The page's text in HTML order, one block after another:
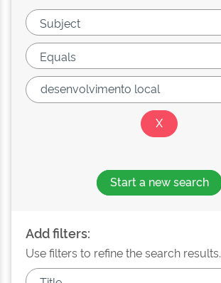
Start a new search
Add filters:
Use filters to refine the search results.